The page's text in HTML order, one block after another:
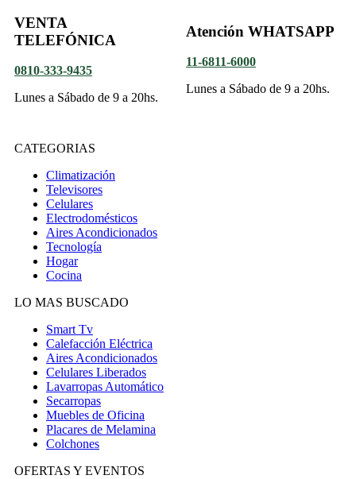
VENTA
TELEFÓNICA
0810-333-9435
Lunes a Sábado de 9 a 20hs.
Atención WHATSAPP
11-6811-6000
Lunes a Sábado de 9 a 20hs.
CATEGORIAS
Climatización
Televisores
Celulares
Electrodomésticos
Aires Acondicionados
Tecnología
Hogar
Cocina
LO MAS BUSCADO
Smart Tv
Calefacción Eléctrica
Aires Acondicionados
Celulares Liberados
Lavarropas Automático
Secarropas
Muebles de Oficina
Placares de Melamina
Colchones
OFERTAS Y EVENTOS